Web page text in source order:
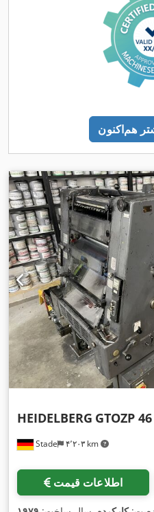
هم‌اکنون
Stade ۴٬۲۰۳ km
HEIDELBERG GTOZP
اطلاعات قیمت